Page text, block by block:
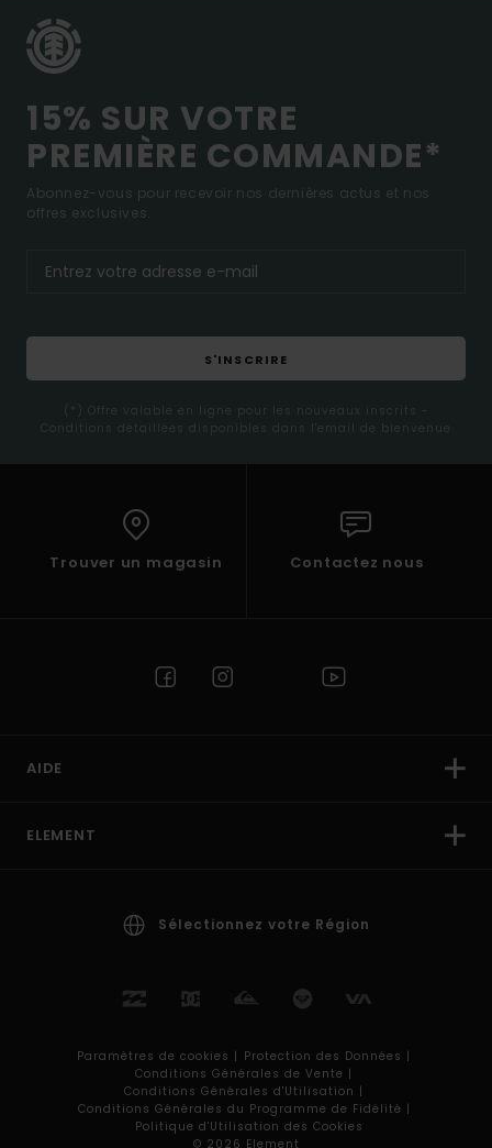
15% SUR VOTRE
PREMIÈRE COMMANDE*
Abonnez-vous pour recevoir nos dernières actus et nos
offres exclusives.
S'INSCRIRE
(*) Offre valable en ligne pour les nouveaux inscrits -
Conditions détaillées disponibles dans l'email de bienvenue
Trouver un magasin Contactez nous
AIDE
ELEMENT
Sélectionnez votre Région
Paramètres de cookies | Protection des Données |
Conditions Générales de Vente |
Conditions Générales d'Utilisation |
Conditions Générales du Programme de Fidélité |
Politique d'Utilisation des Cookies
© 2026 Element